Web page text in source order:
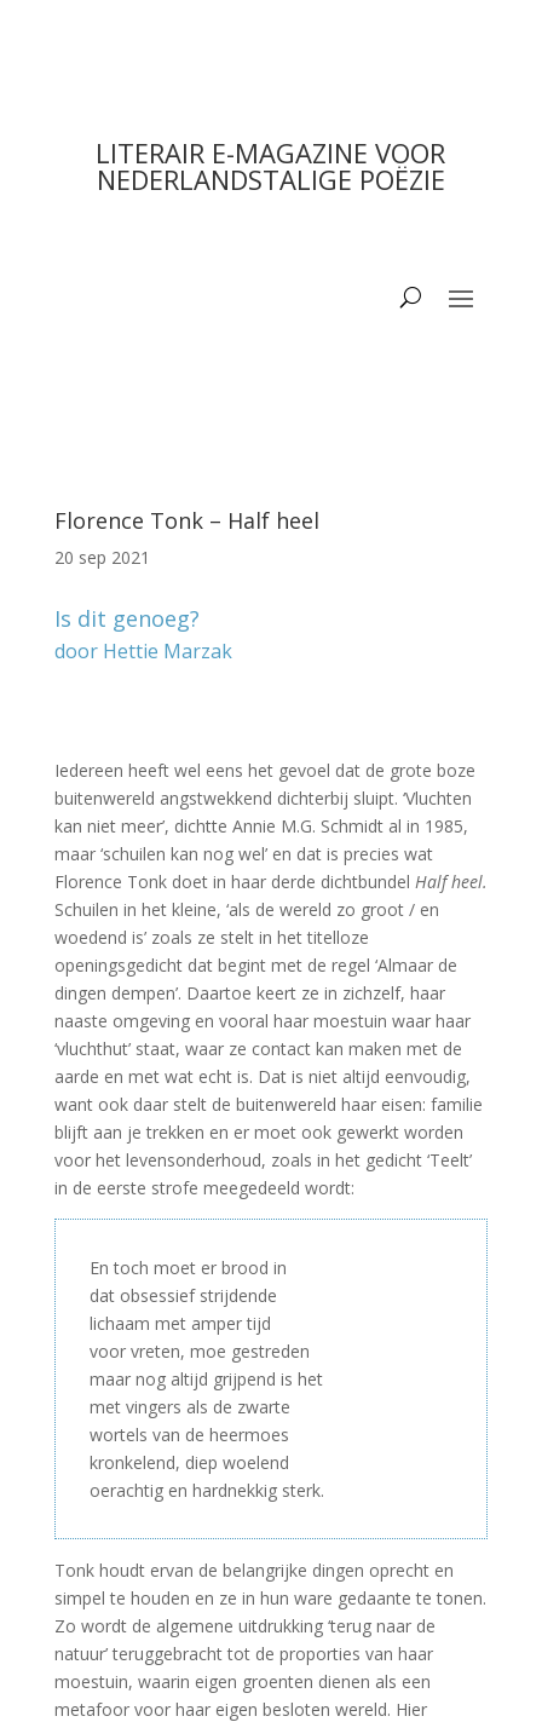
LITERAIR E-MAGAZINE VOOR
NEDERLANDSTALIGE POËZIE
Florence Tonk – Half heel
20 sep 2021
Is dit genoeg?
door Hettie Marzak
Iedereen heeft wel eens het gevoel dat de grote boze
buitenwereld angstwekkend dichterbij sluipt. ‘Vluchten
kan niet meer’, dichtte Annie M.G. Schmidt al in 1985,
maar ‘schuilen kan nog wel’ en dat is precies wat
Florence Tonk doet in haar derde dichtbundel Half heel.
Schuilen in het kleine, ‘als de wereld zo groot / en
woedend is’ zoals ze stelt in het titelloze
openingsgedicht dat begint met de regel ‘Almaar de
dingen dempen’. Daartoe keert ze in zichzelf, haar
naaste omgeving en vooral haar moestuin waar haar
‘vluchthut’ staat, waar ze contact kan maken met de
aarde en met wat echt is. Dat is niet altijd eenvoudig,
want ook daar stelt de buitenwereld haar eisen: familie
blijft aan je trekken en er moet ook gewerkt worden
voor het levensonderhoud, zoals in het gedicht ‘Teelt’
in de eerste strofe meegedeeld wordt:
En toch moet er brood in
dat obsessief strijdende
lichaam met amper tijd
voor vreten, moe gestreden
maar nog altijd grijpend is het
met vingers als de zwarte
wortels van de heermoes
kronkelend, diep woelend
oerachtig en hardnekkig sterk.
Tonk houdt ervan de belangrijke dingen oprecht en
simpel te houden en ze in hun ware gedaante te tonen.
Zo wordt de algemene uitdrukking ‘terug naar de
natuur’ teruggebracht tot de proporties van haar
moestuin, waarin eigen groenten dienen als een
metafoor voor haar eigen besloten wereld. Hier